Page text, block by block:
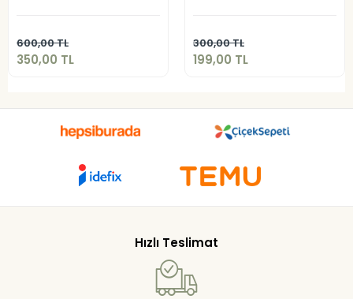
600,00 TL
350,00 TL
350,00 TL
300,00 TL
199,00 TL
199,00 TL
Hızlı Teslimat